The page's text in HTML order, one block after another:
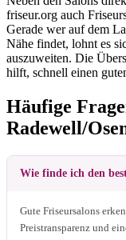
friseur.org auch
Gerade wer auf dem
Nähe findet, lohnt es
auszuweiten. Die
hilft, schnell einen
Häufige
Radewell/
Wie finde ich den
Gute Friseursalons
Preistransparenz und